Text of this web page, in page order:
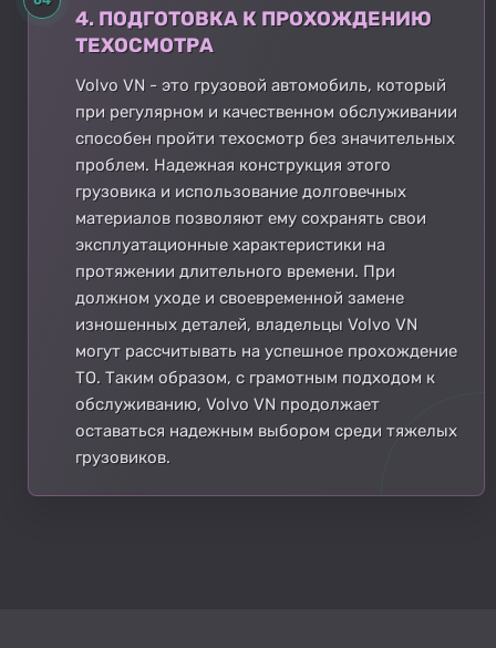
4. ПОДГОТОВКА К ПРОХОЖДЕНИЮ
ТЕХОСМОТРА
Volvo VN - это грузовой автомобиль, который
при регулярном и качественном обслуживании
способен пройти техосмотр без значительных
проблем. Надежная конструкция этого
грузовика и использование долговечных
материалов позволяют ему сохранять свои
эксплуатационные характеристики на
протяжении длительного времени. При
должном уходе и своевременной замене
изношенных деталей, владельцы Volvo VN
могут рассчитывать на успешное прохождение
ТО. Таким образом, с грамотным подходом к
обслуживанию, Volvo VN продолжает
оставаться надежным выбором среди тяжелых
грузовиков.